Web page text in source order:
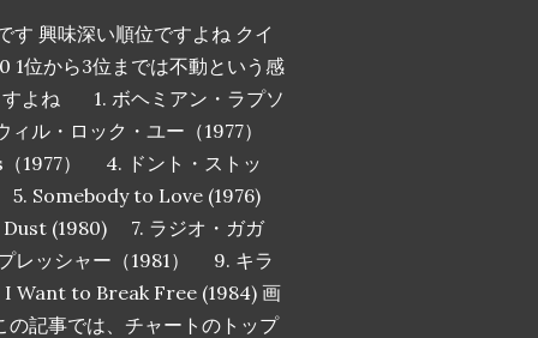
す 興味深い順位ですよね クイ
1位から3位までは不動という感
すよね 1. ボヘミアン・ラプソ
ル・ロック・ユー（1977）
1977） 4. ドント・ストッ
5. Somebody to Love (1976)
(1980) 7. ラジオ・ガガ
レッシャー（1981） 9. キラ
Want to Break Free (1984) 画
の記事では、チャートのトップ